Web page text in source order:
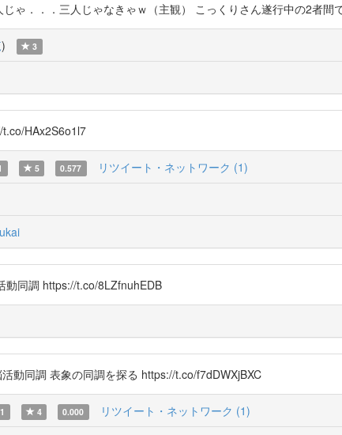
ゃ．．．三人じゃなきゃｗ（主観） こっくりさん遂行中の2者
) 3
t.co/HAx2S6o1l7
5 0.577 リツイート・ネットワーク (1)
動同調 https://t.co/8LZfnuhEDB
動同調 表象の同調を探る https://t.co/f7dDWXjBXC
4 0.000 リツイート・ネットワーク (1)